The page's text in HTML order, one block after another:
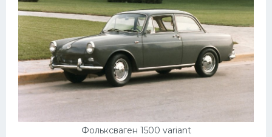
Фольксваген 1500 variant
Категории
Разное
Автомобили
Красивые фото машин
УРАЛ